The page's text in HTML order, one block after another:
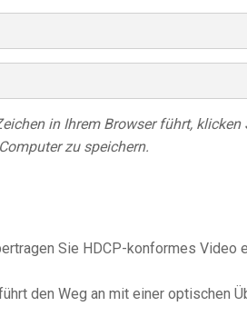
in Ihrem Browser führt, klicken
zu speichern.
Sie HDCP-konformes Video
den Weg an mit einer optischen